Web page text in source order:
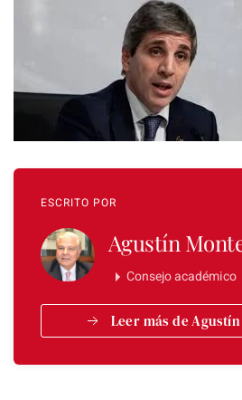
ESCRITO POR
Agustín
Consejo académico
Leer más de